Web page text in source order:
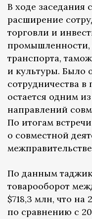
В ходе заседания
расширение
торговли и
промышленности,
транспорта,
и культуры. Было
сотрудничества
остается одним
направлений
По итогам
о совместной
По данным
товарооборот
$718,3 млн, что на
по сравнению с